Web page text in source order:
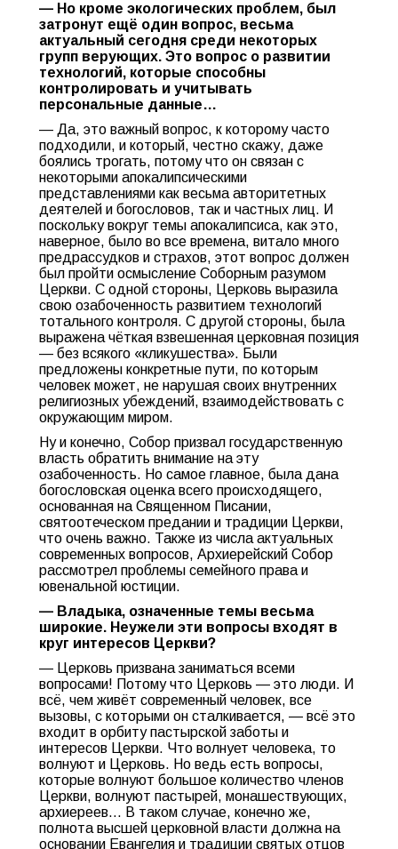
— Но кроме экологических проблем, был
затронут ещё один вопрос, весьма
актуальный сегодня среди некоторых
групп верующих. Это вопрос о развитии
технологий, которые способны
контролировать и учитывать
персональные данные…
— Да, это важный вопрос, к которому часто
подходили, и который, честно скажу, даже
боялись трогать, потому что он связан с
некоторыми апокалипсическими
представлениями как весьма авторитетных
деятелей и богословов, так и частных лиц. И
поскольку вокруг темы апокалипсиса, как это,
наверное, было во все времена, витало много
предрассудков и страхов, этот вопрос должен
был пройти осмысление Соборным разумом
Церкви. С одной стороны, Церковь выразила
свою озабоченность развитием технологий
тотального контроля. С другой стороны, была
выражена чёткая взвешенная церковная позиция
— без всякого «кликушества». Были
предложены конкретные пути, по которым
человек может, не нарушая своих внутренних
религиозных убеждений, взаимодействовать с
окружающим миром.
Ну и конечно, Собор призвал государственную
власть обратить внимание на эту
озабоченность. Но самое главное, была дана
богословская оценка всего происходящего,
основанная на Священном Писании,
святоотеческом предании и традиции Церкви,
что очень важно. Также из числа актуальных
современных вопросов, Архиерейский Собор
рассмотрел проблемы семейного права и
ювенальной юстиции.
— Владыка, означенные темы весьма
широкие. Неужели эти вопросы входят в
круг интересов Церкви?
— Церковь призвана заниматься всеми
вопросами! Потому что Церковь — это люди. И
всё, чем живёт современный человек, все
вызовы, с которыми он сталкивается, — всё это
входит в орбиту пастырской заботы и
интересов Церкви. Что волнует человека, то
волнуют и Церковь. Но ведь есть вопросы,
которые волнуют большое количество членов
Церкви, волнуют пастырей, монашествующих,
архиереев… В таком случае, конечно же,
полнота высшей церковной власти должна на
основании Евангелия и традиции святых отцов